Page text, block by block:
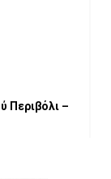
Περιβόλι –